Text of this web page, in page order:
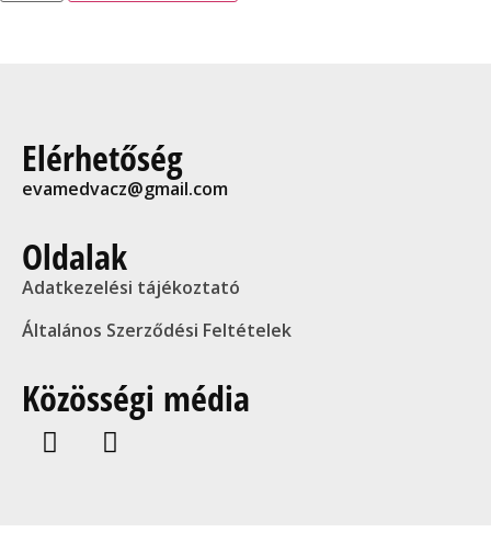
Elérhetőség
evamedvacz@gmail.com
Oldalak
Adatkezelési tájékoztató
Általános Szerződési Feltételek
Közösségi média